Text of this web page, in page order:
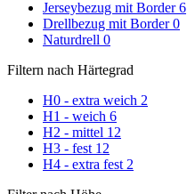
Jerseybezug mit Border 6
Drellbezug mit Border 0
Naturdrell 0
Filtern nach Härtegrad
H0 - extra weich 2
H1 - weich 6
H2 - mittel 12
H3 - fest 12
H4 - extra fest 2